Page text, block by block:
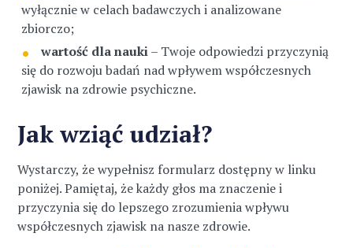
wyłącznie w celach badawczych i analizowane
zbiorczo;
wartość dla nauki– Twoje odpowiedzi przyczynią
się do rozwoju badań nad wpływem współczesnych
zjawisk na zdrowie psychiczne.
Jak wziąć udział?
Wystarczy, że wypełnisz formularz dostępny w linku
poniżej. Pamiętaj, że każdy głos ma znaczenie i
przyczynia się do lepszego zrozumienia wpływu
współczesnych zjawisk na nasze zdrowie.